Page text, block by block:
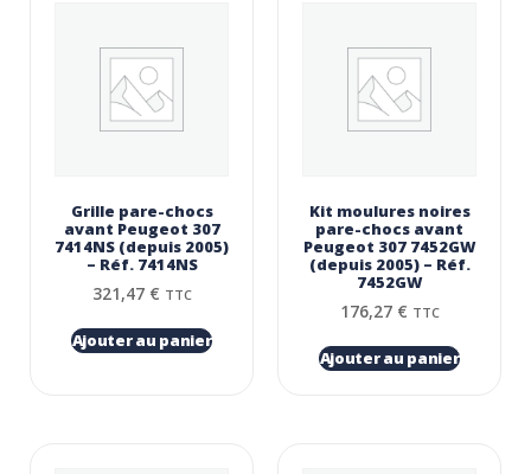
Grille pare-chocs
avant Peugeot 307
7414NS (depuis 2005)
– Réf. 7414NS
321,47 € TTC
Ajouter au panier
Kit moulures noires
pare-chocs avant
Peugeot 307 7452GW
(depuis 2005) – Réf.
7452GW
176,27 € TTC
Ajouter au panier